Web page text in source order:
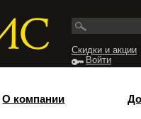
Скидки и акции
Войти
О компании